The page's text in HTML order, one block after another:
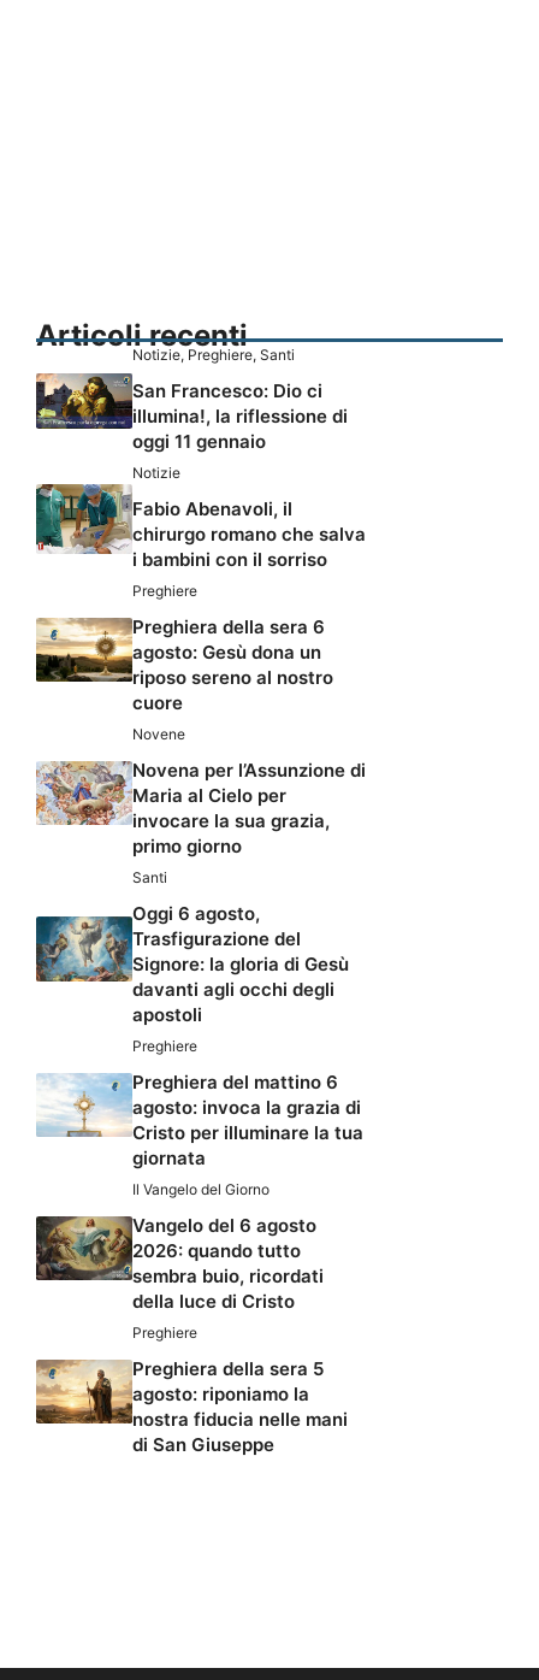
Articoli recenti
Notizie, Preghiere, Santi
San Francesco: Dio ci
illumina!, la riflessione di
oggi 11 gennaio
Notizie
Fabio Abenavoli, il
chirurgo romano che salva
i bambini con il sorriso
Preghiere
Preghiera della sera 6
agosto: Gesù dona un
riposo sereno al nostro
cuore
Novene
Novena per l’Assunzione di
Maria al Cielo per
invocare la sua grazia,
primo giorno
Santi
Oggi 6 agosto,
Trasfigurazione del
Signore: la gloria di Gesù
davanti agli occhi degli
apostoli
Preghiere
Preghiera del mattino 6
agosto: invoca la grazia di
Cristo per illuminare la tua
giornata
Il Vangelo del Giorno
Vangelo del 6 agosto
2026: quando tutto
sembra buio, ricordati
della luce di Cristo
Preghiere
Preghiera della sera 5
agosto: riponiamo la
nostra fiducia nelle mani
di San Giuseppe